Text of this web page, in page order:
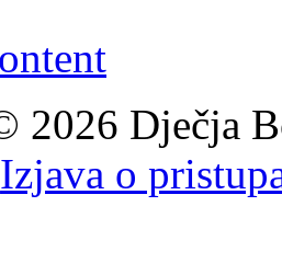
2026 Dječja
Izjava o